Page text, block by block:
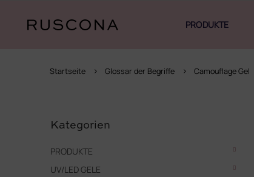
springen
PRODUKTE
Startseite Glossar der Begriffe Camouflage Gel
i
e
n
überspringen
Kategorien
PRODUKTE
UV/LED GELE